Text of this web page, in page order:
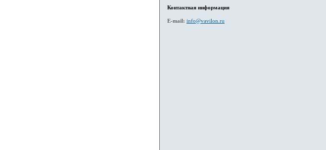
Контактная информация
E-mail: info@vavilon.ru